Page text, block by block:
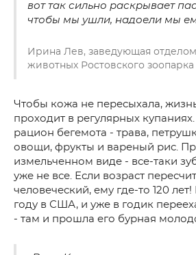
вот так сильно раскрывает
чтобы мы ушли, надоели мы
Ирина Лев, заведующая
животных Ростовского зоопарка
Чтобы кожа не пересыхала,
проходит в регулярных
рацион бегемота - трава,
овощи, фрукты и вареный рис.
измельченном виде - все-таки
уже не все. Если возраст
человеческий, ему где-то 120
году в США, и уже в годик
- там и прошла его бурная